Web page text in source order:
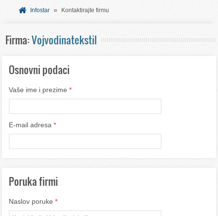
SVET INFORMACIJA
USLUGE
Infostar » Kontaktirajte firmu
Firma:Vojvodinatekstil
Osnovni podaci
Vaše ime i prezime *
E-mail adresa *
Poruka firmi
Naslov poruke *